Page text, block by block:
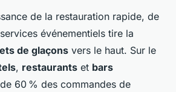
de la restauration rapide, de
événementiels tire la
de glaçons vers le haut. Sur le
, restaurants et bars
60 % des commandes de